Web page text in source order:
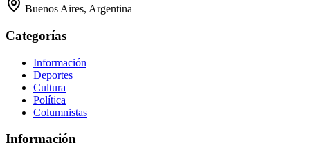
Buenos Aires, Argentina
Categorías
Información
Deportes
Cultura
Política
Columnistas
Información